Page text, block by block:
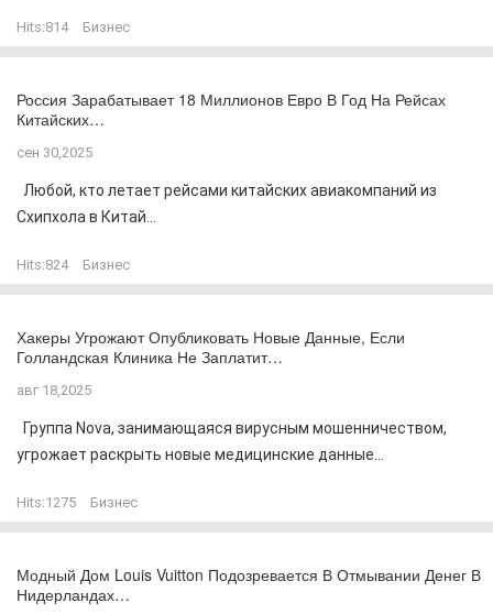
Hits:814 Бизнес
Россия Зарабатывает 18 Миллионов Евро В Год На Рейсах
Китайских…
сен 30,2025
Любой, кто летает рейсами китайских авиакомпаний из
Схипхола в Китай...
Hits:824 Бизнес
Хакеры Угрожают Опубликовать Новые Данные, Если
Голландская Клиника Не Заплатит…
авг 18,2025
Группа Nova, занимающаяся вирусным мошенничеством,
угрожает раскрыть новые медицинские данные...
Hits:1275 Бизнес
Модный Дом Louis Vuitton Подозревается В Отмывании Денег В
Нидерландах…